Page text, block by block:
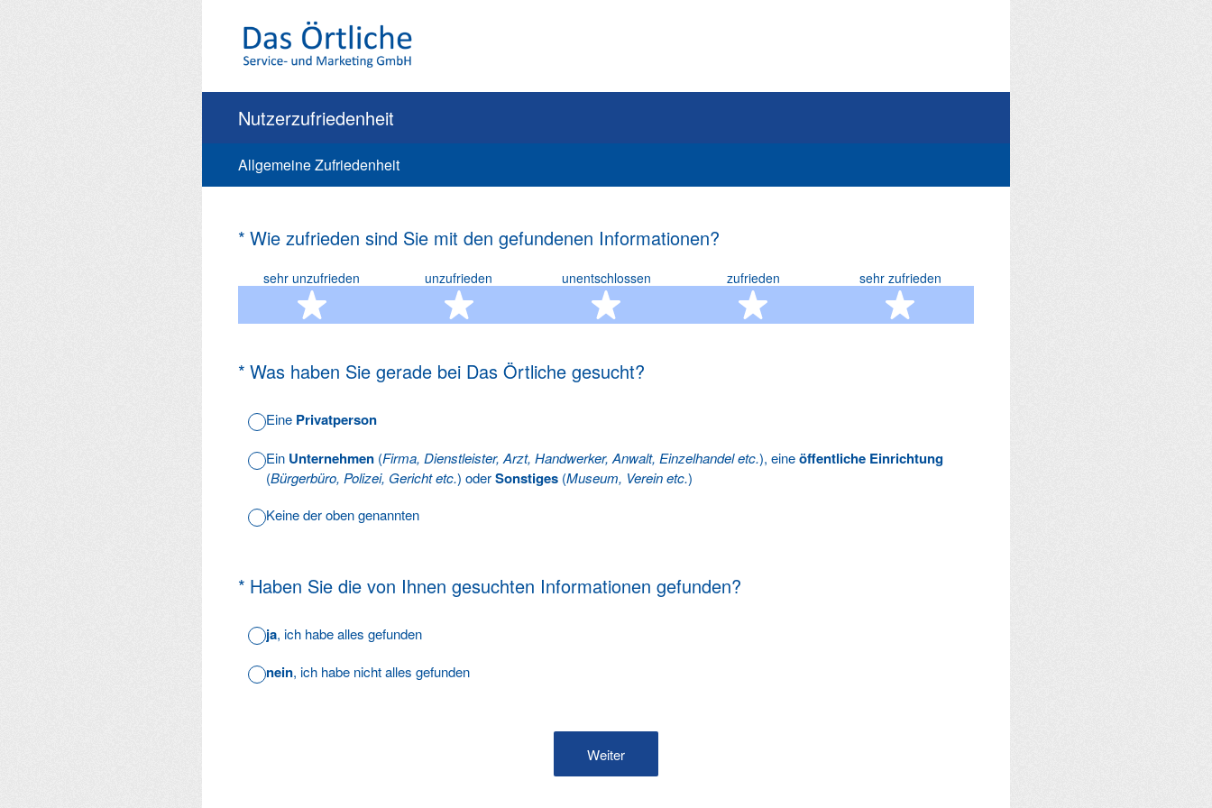
Nutzerzufriedenheit
Allgemeine Zufriedenheit
* Wie zufrieden sind Sie mit den gefundenen Informationen?
(Erforderlich.)
sehr unzufrieden
1 Stern
unzufrieden
2 Sterne
unentschlossen
3 Sterne
zufrieden
4 Sterne
sehr zufrieden
5 Sterne
* Was haben Sie gerade bei Das Örtliche gesucht?
(Erforderlich.)
Eine Privatperson
Ein Unternehmen (Firma, Dienstleister, Arzt, Handwerker, Anwalt, Einzelhandel etc.), eineöffentliche Einrichtung
(Bürgerbüro, Polizei, Gericht etc.) oderSonstiges (Museum, Verein etc.)
Keine der oben genannten
* Haben Sie die von Ihnen gesuchten Informationen gefunden?
(Erforderlich.)
ja, ich habe alles gefunden
nein, ich habe nicht alles gefunden
Weiter